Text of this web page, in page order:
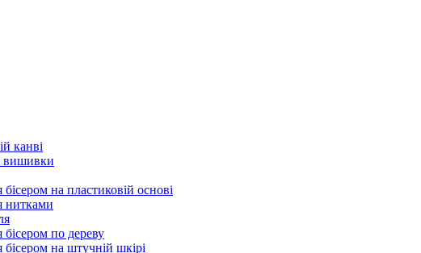
канві
вишивки
на пластиковій основі
нитками
по дереву
на штучній шкірі